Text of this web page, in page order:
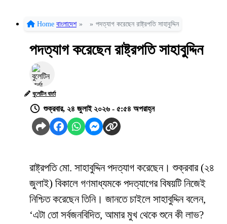
Home বাংলাদেশ » » পদত্যাগ করেছেন রাষ্ট্রপতি সাহাবুদ্দিন
পদত্যাগ করেছেন রাষ্ট্রপতি সাহাবুদ্দিন
বুলেটিন বার্তা
শুক্রবার, ২৪ জুলাই ২০২৬ - ৫:৫৪ অপরাহ্ন
রাষ্ট্রপতি মো. সাহাবুদ্দিন পদত্যাগ করেছেন। শুক্রবার (২৪
জুলাই) বিকালে গণমাধ্যমকে পদত্যাগের বিষয়টি নিজেই
নিশ্চিত করেছেন তিনি। জানতে চাইলে সাহাবুদ্দিন বলেন,
‘এটা তো সর্বজনবিদিত, আমার মুখ থেকে শুনে কী লাভ?